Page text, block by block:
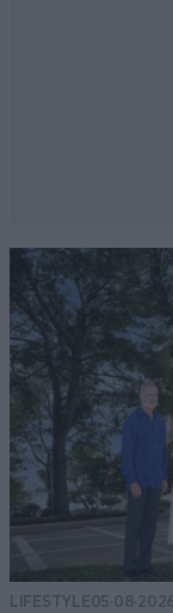
LIFESTYLE